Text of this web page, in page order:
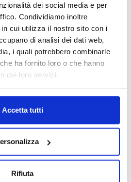
dei social media e per
Condividiamo inoltre
cui utilizza il nostro sito con i
di analisi dei dati web,
i quali potrebbero combinarle
ha fornito loro o che hanno
dei loro servizi.
Accetta tutti
Rifiuta
LAINATE chiama:
di allontanamento
un problema significativo
uffici e strutture pubbliche a
e il loro guano possono